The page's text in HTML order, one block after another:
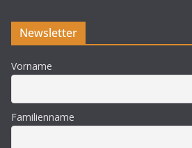
Newsletter
Vorname
Familienname